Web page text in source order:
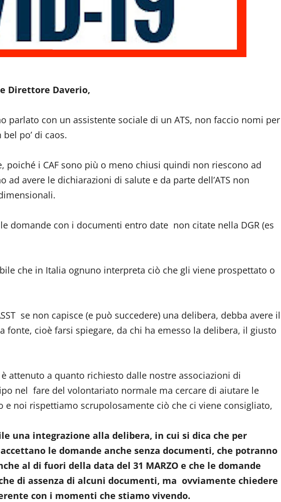
Direttore Daverio,
parlato con un assistente sociale di un ATS, non faccio nomi per
po’ di caos.
poiché i CAF sono più o meno chiusi quindi non riescono ad
ad avere le dichiarazioni di salute e da parte dell’ATS non
domande con i documenti entro date non citate nella DGR (es
che in Italia ognuno interpreta ciò che gli viene prospettato o
se non capisce (e può succedere) una delibera, debba avere il
fonte, cioè farsi spiegare, da chi ha emesso la delibera, il giusto
attenuto a quanto richiesto dalle nostre associazioni di
nel fare del volontariato normale ma cercare di aiutare le
e noi rispettiamo scrupolosamente ciò che ci viene consigliato,
una integrazione alla delibera, in cui si dica che per
le domande anche senza documenti, che potranno
al di fuori della data del 31 MARZO e che le domande
di assenza di alcuni documenti, ma ovviamente chiedere
con i momenti che stiamo vivendo.